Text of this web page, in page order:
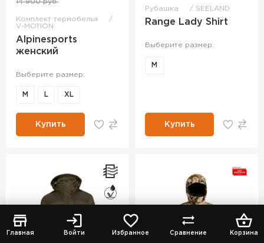
Главная Войти Избранное Сравнение Корзина
14 900 руб.
Комплект термобелья
V-MOTION
Alpinesports
женский
Выберите размер:
M L XL
Купить
Рубашка SEELAND
Range Lady Shirt
Выберите размер:
M
Купить